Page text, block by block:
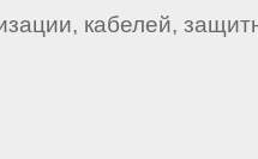
кабелей,